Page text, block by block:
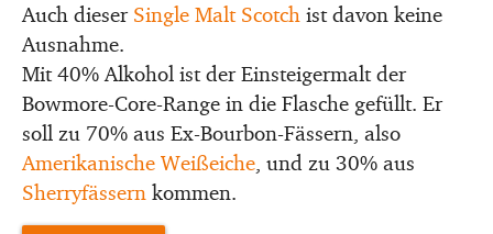
Auch dieser Single Malt Scotch ist davon keine
Ausnahme.
Mit 40% Alkohol ist der Einsteigermalt der
Bowmore-Core-Range in die Flasche gefüllt. Er
soll zu 70% aus Ex-Bourbon-Fässern, also
Amerikanische Weißeiche, und zu 30% aus
Sherryfässern kommen.